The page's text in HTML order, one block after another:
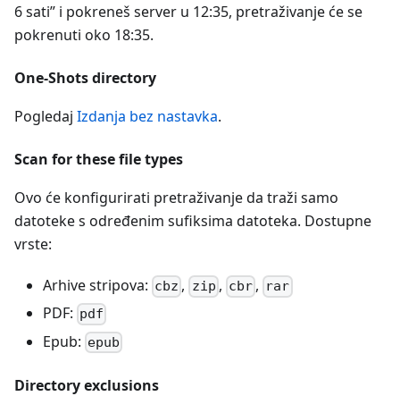
6 sati” i pokreneš server u 12:35, pretraživanje će se
pokrenuti oko 18:35.
One-Shots directory
Pogledaj Izdanja bez nastavka.
Scan for these file types
Ovo će konfigurirati pretraživanje da traži samo
datoteke s određenim sufiksima datoteka. Dostupne
vrste:
Arhive stripova: cbz , zip , cbr , rar
PDF: pdf
Epub: epub
Directory exclusions